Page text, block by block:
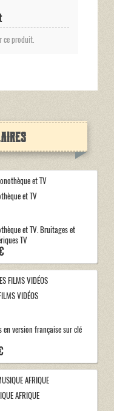
ce produit.
et TV
et TV. Bruitages et
TV
VIDÉOS
en version française sur clé
AFRIQUE